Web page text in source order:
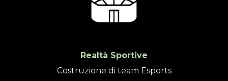
Realtà Sportive
Costruzione di team Esports